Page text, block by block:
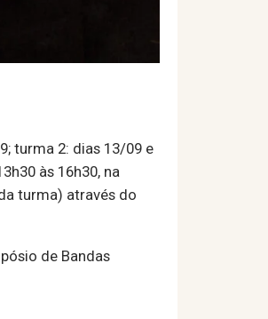
turma 2: dias 13/09 e
às 16h30, na
turma) através do
de Bandas